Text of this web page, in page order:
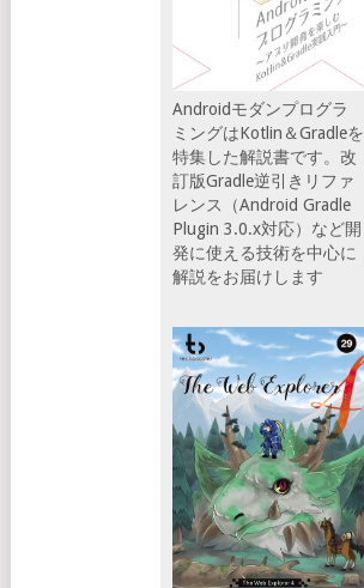
Androidモダンプログラ
ミングはKotlin＆Gradleを
特集した解説書です。改
訂版Gradle逆引きリファ
レンス（Android Gradle
Plugin 3.0.x対応）など開
発に使える技術を中心に
解説をお届けします